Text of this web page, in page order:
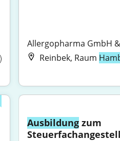
Allergopharma GmbH &
Reinbek, Raum
Ausbildung zum